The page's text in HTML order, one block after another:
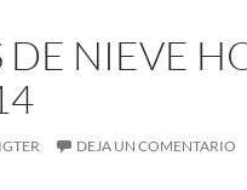
DE NIEVE
DEJA UN COMENTARIO